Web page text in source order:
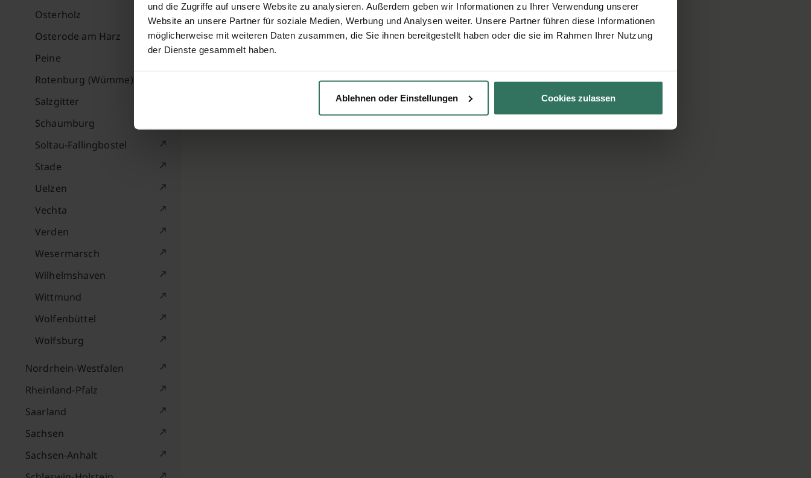
und die Zugriffe auf unsere Website zu analysieren. Außerdem geben wir Informationen zu Ihrer Verwendung unserer
Website an unsere Partner für soziale Medien, Werbung und Analysen weiter. Unsere Partner führen diese Informationen
möglicherweise mit weiteren Daten zusammen, die Sie ihnen bereitgestellt haben oder die sie im Rahmen Ihrer Nutzung
der Dienste gesammelt haben.
Ablehnen oder Einstellungen Cookies zulassen
Osterholz
Osterode am Harz
Peine
Rotenburg (Wümme)
Salzgitter
Schaumburg
Soltau-Fallingbostel
Stade
Uelzen
Vechta
Verden
Wesermarsch
Wilhelmshaven
Wittmund
Wolfenbüttel
Wolfsburg
Nordrhein-Westfalen
Rheinland-Pfalz
Saarland
Sachsen
Sachsen-Anhalt